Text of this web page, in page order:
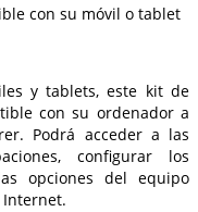
y tablets, este kit de
con su ordenador a
Podrá acceder a las
configurar los
opciones del equipo
Internet.